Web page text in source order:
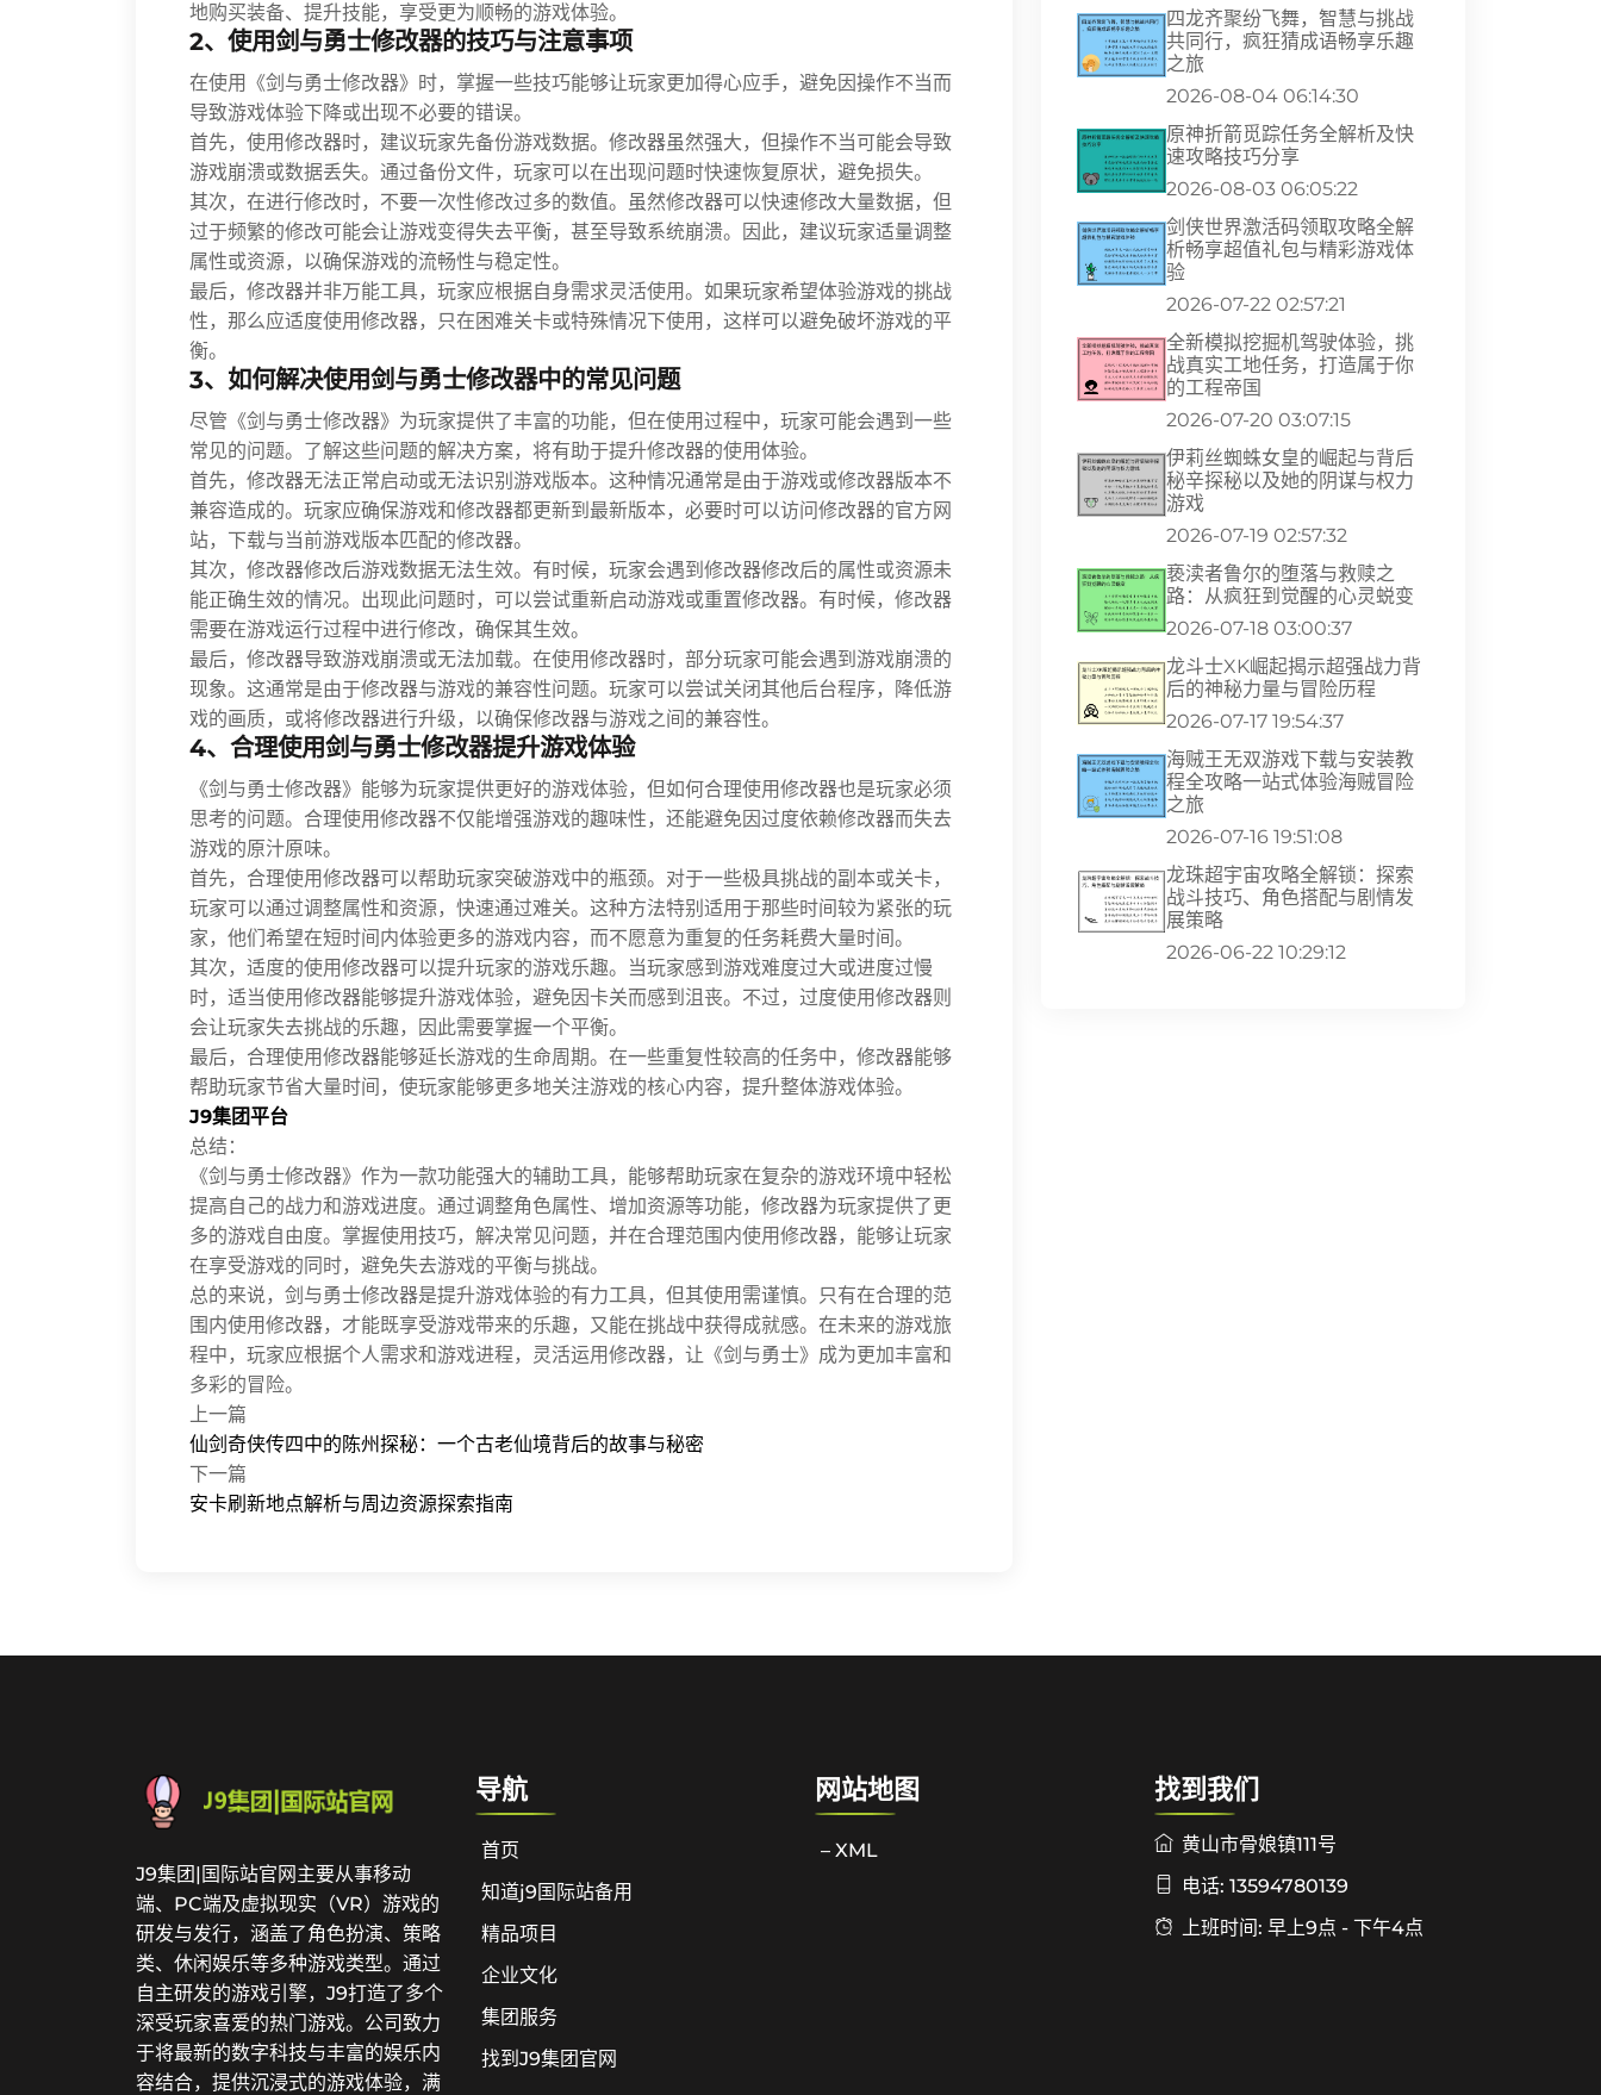
地购买装备、提升技能，享受更为顺畅的游戏体验。
2、使用剑与勇士修改器的技巧与注意事项
在使用《剑与勇士修改器》时，掌握一些技巧能够让玩家更加得心应手，避免因操作不当而
导致游戏体验下降或出现不必要的错误。
首先，使用修改器时，建议玩家先备份游戏数据。修改器虽然强大，但操作不当可能会导致
游戏崩溃或数据丢失。通过备份文件，玩家可以在出现问题时快速恢复原状，避免损失。
其次，在进行修改时，不要一次性修改过多的数值。虽然修改器可以快速修改大量数据，但
过于频繁的修改可能会让游戏变得失去平衡，甚至导致系统崩溃。因此，建议玩家适量调整
属性或资源，以确保游戏的流畅性与稳定性。
最后，修改器并非万能工具，玩家应根据自身需求灵活使用。如果玩家希望体验游戏的挑战
性，那么应适度使用修改器，只在困难关卡或特殊情况下使用，这样可以避免破坏游戏的平
衡。
3、如何解决使用剑与勇士修改器中的常见问题
尽管《剑与勇士修改器》为玩家提供了丰富的功能，但在使用过程中，玩家可能会遇到一些
常见的问题。了解这些问题的解决方案，将有助于提升修改器的使用体验。
首先，修改器无法正常启动或无法识别游戏版本。这种情况通常是由于游戏或修改器版本不
兼容造成的。玩家应确保游戏和修改器都更新到最新版本，必要时可以访问修改器的官方网
站，下载与当前游戏版本匹配的修改器。
其次，修改器修改后游戏数据无法生效。有时候，玩家会遇到修改器修改后的属性或资源未
能正确生效的情况。出现此问题时，可以尝试重新启动游戏或重置修改器。有时候，修改器
需要在游戏运行过程中进行修改，确保其生效。
最后，修改器导致游戏崩溃或无法加载。在使用修改器时，部分玩家可能会遇到游戏崩溃的
现象。这通常是由于修改器与游戏的兼容性问题。玩家可以尝试关闭其他后台程序，降低游
戏的画质，或将修改器进行升级，以确保修改器与游戏之间的兼容性。
4、合理使用剑与勇士修改器提升游戏体验
《剑与勇士修改器》能够为玩家提供更好的游戏体验，但如何合理使用修改器也是玩家必须
思考的问题。合理使用修改器不仅能增强游戏的趣味性，还能避免因过度依赖修改器而失去
游戏的原汁原味。
首先，合理使用修改器可以帮助玩家突破游戏中的瓶颈。对于一些极具挑战的副本或关卡，
玩家可以通过调整属性和资源，快速通过难关。这种方法特别适用于那些时间较为紧张的玩
家，他们希望在短时间内体验更多的游戏内容，而不愿意为重复的任务耗费大量时间。
其次，适度的使用修改器可以提升玩家的游戏乐趣。当玩家感到游戏难度过大或进度过慢
时，适当使用修改器能够提升游戏体验，避免因卡关而感到沮丧。不过，过度使用修改器则
会让玩家失去挑战的乐趣，因此需要掌握一个平衡。
最后，合理使用修改器能够延长游戏的生命周期。在一些重复性较高的任务中，修改器能够
帮助玩家节省大量时间，使玩家能够更多地关注游戏的核心内容，提升整体游戏体验。
J9集团平台
总结：
《剑与勇士修改器》作为一款功能强大的辅助工具，能够帮助玩家在复杂的游戏环境中轻松
提高自己的战力和游戏进度。通过调整角色属性、增加资源等功能，修改器为玩家提供了更
多的游戏自由度。掌握使用技巧，解决常见问题，并在合理范围内使用修改器，能够让玩家
在享受游戏的同时，避免失去游戏的平衡与挑战。
总的来说，剑与勇士修改器是提升游戏体验的有力工具，但其使用需谨慎。只有在合理的范
围内使用修改器，才能既享受游戏带来的乐趣，又能在挑战中获得成就感。在未来的游戏旅
程中，玩家应根据个人需求和游戏进程，灵活运用修改器，让《剑与勇士》成为更加丰富和
多彩的冒险。
上一篇
仙剑奇侠传四中的陈州探秘：一个古老仙境背后的故事与秘密
下一篇
安卡刷新地点解析与周边资源探索指南
四龙齐聚纷飞舞，智慧与挑战
共同行，疯狂猜成语畅享乐趣
之旅
2026-08-04 06:14:30
原神折箭觅踪任务全解析及快
速攻略技巧分享
2026-08-03 06:05:22
剑侠世界激活码领取攻略全解
析畅享超值礼包与精彩游戏体
验
2026-07-22 02:57:21
全新模拟挖掘机驾驶体验，挑
战真实工地任务，打造属于你
的工程帝国
2026-07-20 03:07:15
伊莉丝蜘蛛女皇的崛起与背后
秘辛探秘以及她的阴谋与权力
游戏
2026-07-19 02:57:32
亵渎者鲁尔的堕落与救赎之
路：从疯狂到觉醒的心灵蜕变
2026-07-18 03:00:37
龙斗士XK崛起揭示超强战力背
后的神秘力量与冒险历程
2026-07-17 19:54:37
海贼王无双游戏下载与安装教
程全攻略一站式体验海贼冒险
之旅
2026-07-16 19:51:08
龙珠超宇宙攻略全解锁：探索
战斗技巧、角色搭配与剧情发
展策略
2026-06-22 10:29:12
J9集团|国际站官网主要从事移动
端、PC端及虚拟现实（VR）游戏的
研发与发行，涵盖了角色扮演、策略
类、休闲娱乐等多种游戏类型。通过
自主研发的游戏引擎，J9打造了多个
深受玩家喜爱的热门游戏。公司致力
于将最新的数字科技与丰富的娱乐内
容结合，提供沉浸式的游戏体验，满
导航
首页
知道j9国际站备用
精品项目
企业文化
集团服务
找到J9集团官网
网站地图
– XML
找到我们
黄山市骨娘镇111号
电话: 13594780139
上班时间: 早上9点 - 下午4点